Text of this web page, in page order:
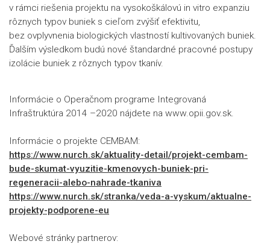
v rámci riešenia projektu na vysokoškálovú in vitro expanziu
rôznych typov buniek s cieľom zvýšiť efektivitu,
bez ovplyvnenia biologických vlastností kultivovaných buniek.
Ďalším výsledkom budú nové štandardné pracovné postupy
izolácie buniek z rôznych typov tkanív.
Informácie o Operačnom programe Integrovaná
Infraštruktúra 2014 –2020 nájdete na www.opii.gov.sk.
Informácie o projekte CEMBAM:
https://www.nurch.sk/aktuality-detail/projekt-cembam-
bude-skumat-vyuzitie-kmenovych-buniek-pri-
regeneracii-alebo-nahrade-tkaniva
https://www.nurch.sk/stranka/veda-a-vyskum/aktualne-
projekty-podporene-eu
Webové stránky partnerov: